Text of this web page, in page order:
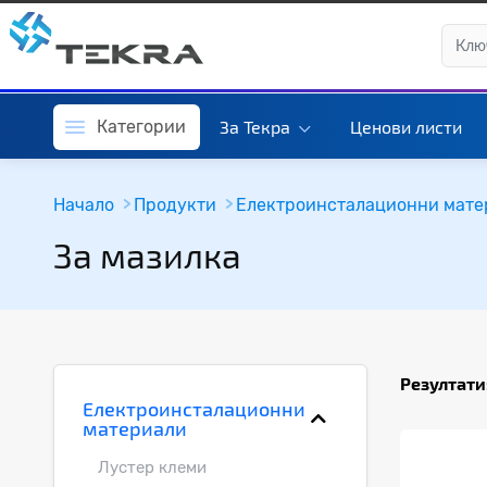
Категории За Текра Ценови листи
Начало Продукти Електроинсталационни
За мазилка
Електроинсталационни
материали
Лустер клеми